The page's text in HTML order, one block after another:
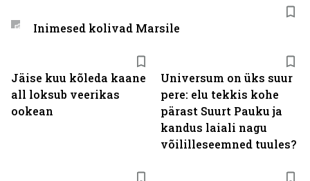
Jäise kuu kõleda kaane
all loksub veerikas
ookean
Universum on üks suur
pere: elu tekkis kohe
pärast Suurt Pauku ja
kandus laiali nagu
võililleseemned tuules?
Inimesed kolivad Marsile